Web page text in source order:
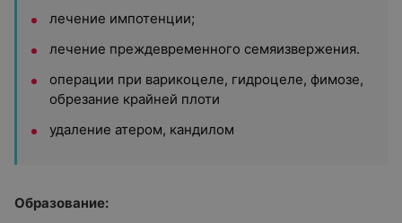
лечение импотенции;
лечение преждевременного семяизвержения.
операции при варикоцеле, гидроцеле, фимозе,
обрезание крайней плоти
удаление атером, кандилом
Образование: